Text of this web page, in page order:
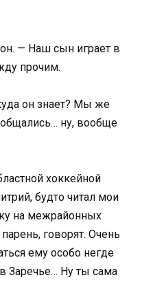
— Наш сын играет в
прочим.
он знает? Мы же
ну, вообще
хоккейной
будто читал мои
на межрайонных
говорят. Очень
ему особо негде
Заречье… Ну ты сама